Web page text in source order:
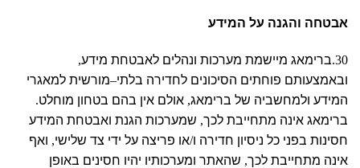
אבטחה והגנה על המידע
30. ברימאג מיישמת מערכות ונהלים לאבטחת מידע,
ובאמצעותם פוחתים הסיכונים לחדירה בלתי–מורשית למאגרי
המידע ולמחשביה של ברימאג, אולם אין בהם בטחון מוחלט.
ברימאג אינה מתחייבת לכך, שמערכות הגנת ואבטחת המידע
חסינות בפני כל ניסיון חדירה ו/או פריצה על ידי צד שלישי, ואף
אינה מתחייבת לכך, שהאתר ומערכותיו יהיו חסינים באופן